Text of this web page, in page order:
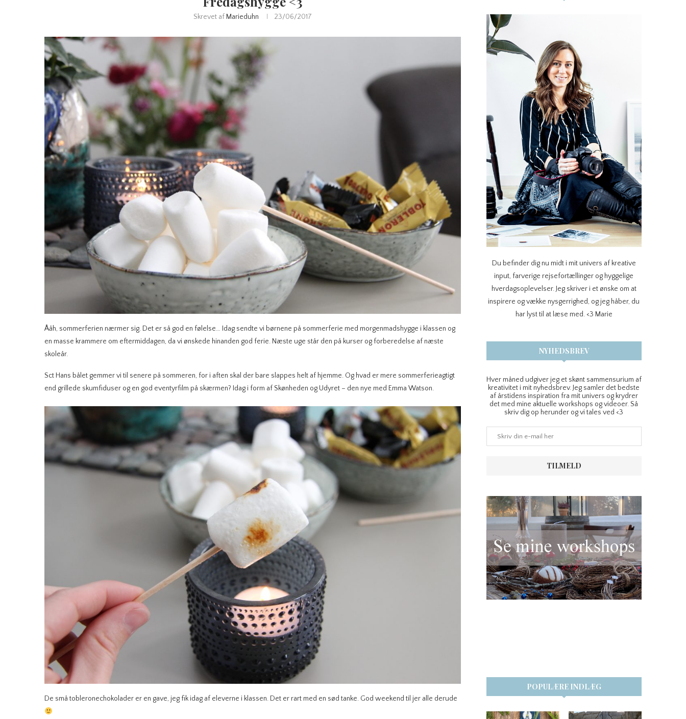
Skrevet af Marieduhn 23/06/2017
Ååh, sommerferien nærmer sig. Det er så god en følelse… Idag sendte vi børnene på sommerferie med morgenmadshygge i klassen og
en masse krammere om eftermiddagen, da vi ønskede hinanden god ferie. Næste uge står den på kurser og forberedelse af næste
skoleår.
Sct Hans bålet gemmer vi til senere på sommeren, for i aften skal der bare slappes helt af hjemme. Og hvad er mere sommerferieagtigt
end grillede skumfiduser og en god eventyrfilm på skærmen? Idag i form af Skønheden og Udyret – den nye med Emma Watson.
De små tobleronechokolader er en gave, jeg fik idag af eleverne i klassen. Det er rart med en sød tanke. God weekend til jer alle derude
Du befinder dig nu midt i mit univers af kreative
input, farverige rejsefortællinger og hyggelige
hverdagsoplevelser. Jeg skriver i et ønske om at
inspirere og vække nysgerrighed, og jeg håber, du
har lyst til at læse med. <3 Marie
NYHEDSBREV
Hver måned udgiver jeg et skønt sammensurium af
kreativitet i mit nyhedsbrev. Jeg samler det bedste
af årstidens inspiration fra mit univers og krydrer
det med mine aktuelle workshops og videoer. Så
skriv dig op herunder og vi tales ved <3
POPULÆRE INDLÆG